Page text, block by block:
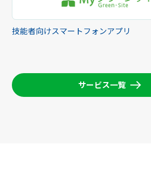
技能者向けスマートフォンアプリ
サービス一覧